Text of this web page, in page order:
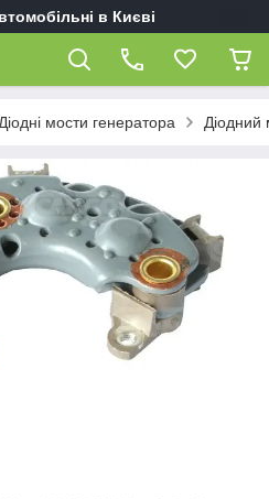
в Києві
Діодні мости генератора Діодний